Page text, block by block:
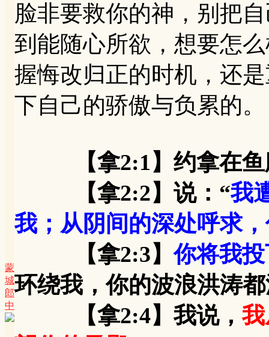
蒙
城
郎
中
脸非要救你的神，别把
到能随心所欲，想要怎
握悔改归正的时机，还
下自己的骄傲与负累的。
【拿2:1】约拿在
【拿2:2】说：“我
我；从阴间的深处呼求
【拿2:3】你将我
环绕我，你的波浪洪涛
【拿2:4】我说，